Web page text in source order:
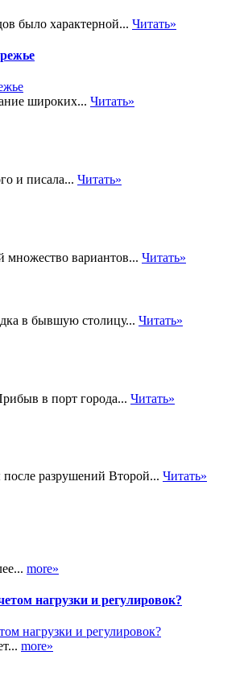
было характерной... Читать»
широких... Читать»
и писала... Читать»
множество вариантов... Читать»
в бывшую столицу... Читать»
в порт города... Читать»
разрушений Второй... Читать»
more»
нагрузки и регулировок?
more»